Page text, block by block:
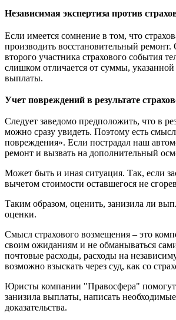
Независимая экспертиза против
Если имеется сомнение в том, что
производить восстановительный
второго участника страхового события
слишком отличается от суммы,
выплаты.
Учет повреждений в результате
Следует заведомо предположить, что в
можно сразу увидеть. Поэтому есть
повреждения». Если пострадал наш
ремонт и вызвать на дополнительный
Может быть и иная ситуация. Так, если
вычетом стоимости оставшегося не
Таким образом, оценить, занизила ли
оценки.
Смысл страхового возмещения – это
своим ожиданиям и не обманываться
почтовые расходы, расходы на
возможно взыскать через суд, как со
Юристы компании "Правосфера" помогут
занизила выплаты, написать
доказательства.